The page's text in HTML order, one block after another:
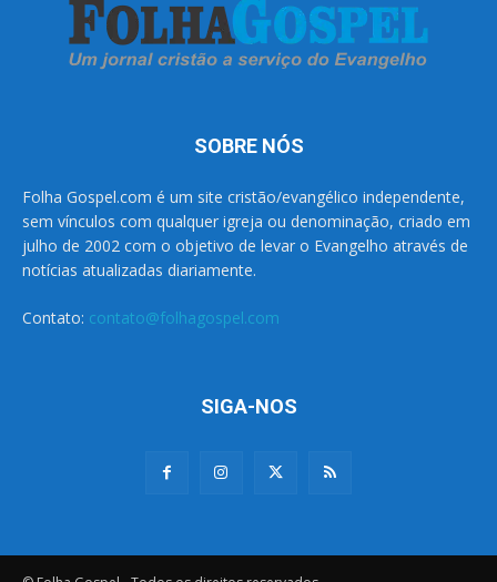
SOBRE NÓS
Folha Gospel.com é um site cristão/evangélico independente,
sem vínculos com qualquer igreja ou denominação, criado em
julho de 2002 com o objetivo de levar o Evangelho através de
notícias atualizadas diariamente.
Contato: contato@folhagospel.com
SIGA-NOS